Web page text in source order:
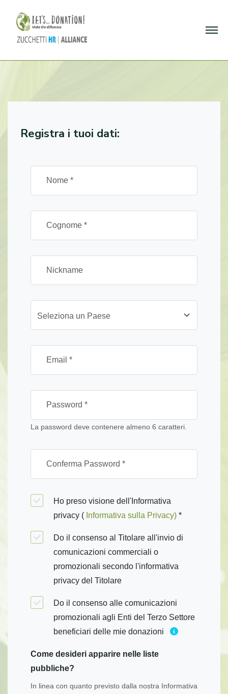
Registra i tuoi dati:
Seleziona un Paese
La password deve contenere almeno 6 caratteri.
Ho preso visione dell'Informativa
privacy ( Informativa sulla Privacy) *
Do il consenso al Titolare all'invio di
comunicazioni commerciali o
promozionali secondo l'informativa
privacy del Titolare
Do il consenso alle comunicazioni
promozionali agli Enti del Terzo Settore
beneficiari delle mie donazioni
Come desideri apparire nelle liste
pubbliche?
In linea con quanto previsto dalla nostra Informativa